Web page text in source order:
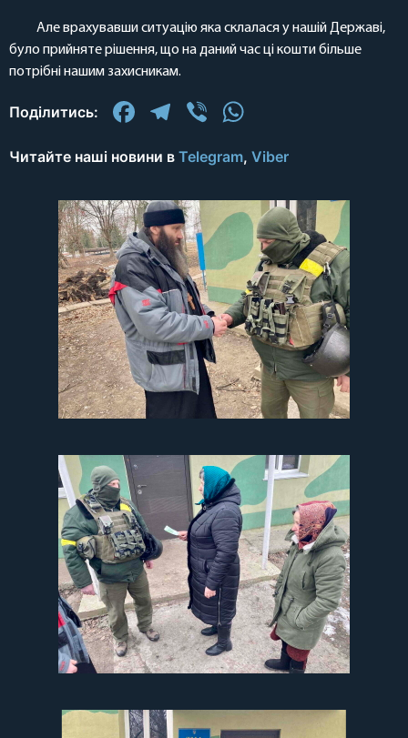
Але врахувавши ситуацію яка склалася у нашій Державі,
було прийняте рішення, що на даний час ці кошти більше
потрібні нашим захисникам.
Поділитись: Facebook
Telegram
Viber
Читайте наші новини в Telegram, Viber